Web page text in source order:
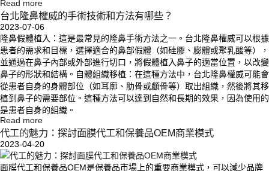
Read more
台北隆鼻權威的手術技術和方法有哪些？
2023-07-06
隆鼻假體植入：這是最常見的隆鼻手術方法之一。台北隆鼻權威可以根據
患者的需求和目標，選擇適合的鼻部假體（如硅膠、膨體或聚乳酸等），
並通過在鼻子內部或外部進行切口，將假體植入鼻子的適當位置，以改變
鼻子的形狀和結構。自體組織移植：在這種方法中，台北隆鼻權威可能會
從患者自身的身體部位（如耳廓、肋骨或顱骨等）取出組織，然後將其移
植到鼻子的需要部位。這種方法可以達到自然和長期的效果，因為使用的
是患者自身的組織。
Read more
代工的魅力：探討面膜代工和保養品OEM商業模式
2023-04-20
面膜代工和保養品OEM是保養品市場上的重要商業模式，可以減少品牌